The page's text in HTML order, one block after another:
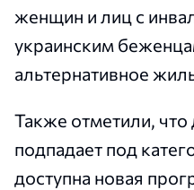
женщин и лиц с
украинским
альтернативное
Также отметили, что
подпадает под
доступна новая